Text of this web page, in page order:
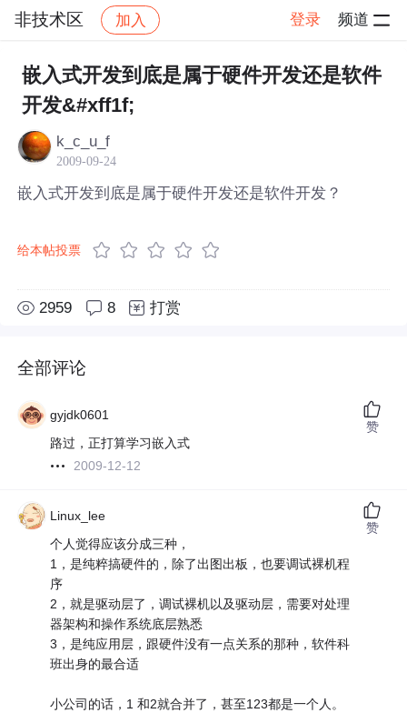
非技术区 加入 登录 频道
社区 非技术区 帖子详情
嵌入式开发到底是属于硬件开发还是软件
开发&#xff1f;
k_c_u_f
2009-09-24
嵌入式开发到底是属于硬件开发还是软件开发？
给本帖投票
2959 8 打赏
全部评论
gyjdk0601
路过，正打算学习嵌入式
2009-12-12
赞
Linux_lee
个人觉得应该分成三种，
1，是纯粹搞硬件的，除了出图出板，也要调试裸机程
序
2，就是驱动层了，调试裸机以及驱动层，需要对处理
器架构和操作系统底层熟悉
3，是纯应用层，跟硬件没有一点关系的那种，软件科
班出身的最合适
小公司的话，1 和2就合并了，甚至123都是一个人。
赞